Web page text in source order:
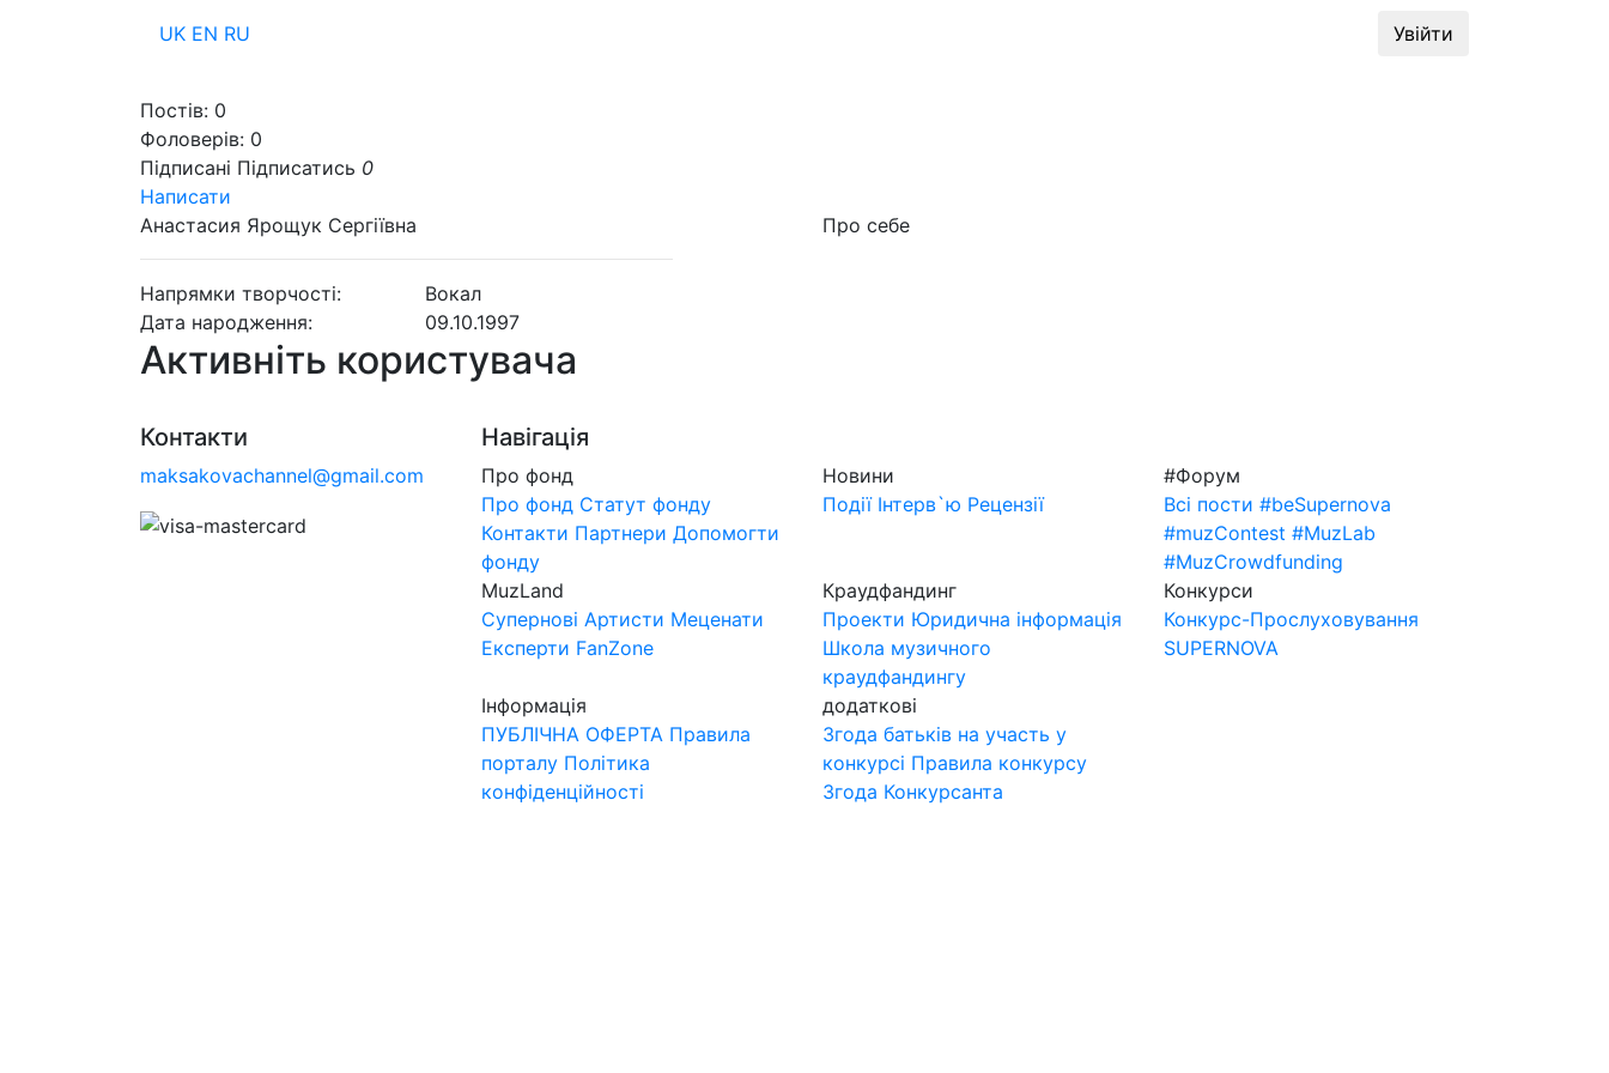
UK EN RU Увійти
Постів: 0
Фоловерів: 0
Підписані Підписатись 0
Написати
Анастасия Ярощук Сергіївна
Напрямки творчості:
Вокал
Дата народження:
09.10.1997
Про себе
Активніть користувача
Контакти
maksakovachannel@gmail.com
Навігація
Про фонд
Про фонд Статут фонду
Контакти Партнери Допомогти
фонду
Новини
Події Інтерв`ю Рецензії
#Форум
Всі пости #beSupernova
#muzContest #MuzLab
#MuzCrowdfunding
MuzLand
Супернові Артисти Меценати
Експерти FanZone
Краудфандинг
Проекти Юридична інформація
Школа музичного
краудфандингу
Конкурси
Конкурс-Прослуховування
SUPERNOVA
Інформація
ПУБЛІЧНА ОФЕРТА Правила
порталу Політика
конфіденційності
додаткові
Згода батьків на участь у
конкурсі Правила конкурсу
Згода Конкурсанта